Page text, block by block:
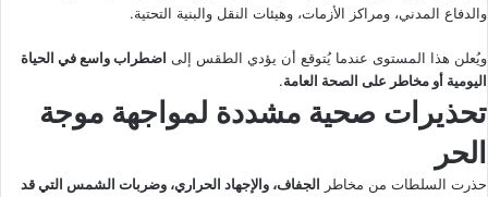
والدفاع المدني، ومراكز الأزمات، وهيئات النقل والبنية التحتية.
ويُعلن هذا المستوى عندما يُتوقع أن يؤدي الطقس إلى اضطراب واسع في الحياة
اليومية أو مخاطر على الصحة العامة.
تحذيرات صحية مشددة لمواجهة موجة
الحر
حذرت السلطات من مخاطر الجفاف، والإجهاد الحراري، وضربات الشمس التي قد